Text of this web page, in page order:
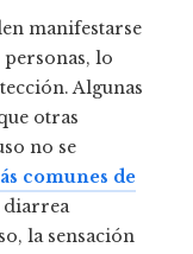
manifestarse
lo
Algunas
otras
no se
comunes de
diarrea
la sensación